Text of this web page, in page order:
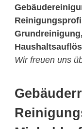
Wir freuen uns